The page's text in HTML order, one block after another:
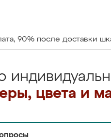
90% после доставки
цвета и